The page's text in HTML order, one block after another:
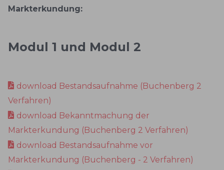
Markterkundung:
Modul 1 und Modul 2
download Bestandsaufnahme (Buchenberg 2
Verfahren)
download Bekanntmachung der
Markterkundung (Buchenberg 2 Verfahren)
download Bestandsaufnahme vor
Markterkundung (Buchenberg - 2 Verfahren)